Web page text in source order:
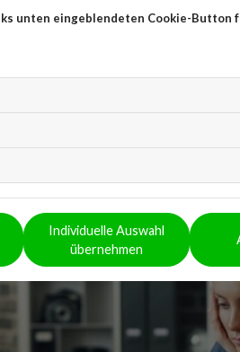
Verstimmungen
benötigt in Stressphasen
unten eingeblendeten Cookie-Button
Individuelle Auswahl
übernehmen